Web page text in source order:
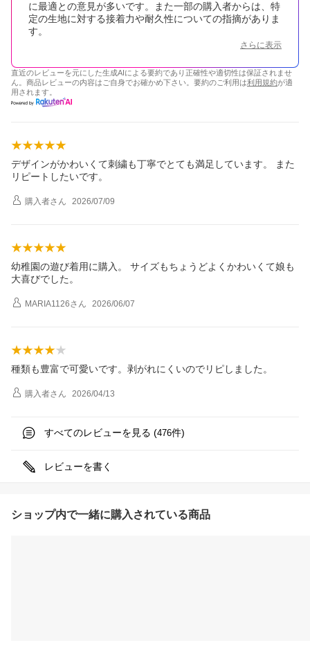
に最適との意見が多いです。また一部の購入者からは、特
定の生地に対する接着力や耐久性についての指摘がありま
す。
さらに表示
直近のレビューを元にした生成AIによる要約であり正確性や適切性は保証されませ
ん。商品レビューの内容はご自身でお確かめ下さい。要約のご利用は利用規約が適
用されます。
デザインがかわいくて刺繍も丁寧でとても満足しています。 また
リピートしたいです。
購入者さん 2026/07/09
幼稚園の遊び着用に購入。 サイズもちょうどよくかわいくて娘も
大喜びでした。
MARIA1126さん 2026/06/07
種類も豊富で可愛いです。剥がれにくいのでリピしました。
購入者さん 2026/04/13
すべてのレビューを見る (476件)
レビューを書く
ショップ内で一緒に購入されている商品